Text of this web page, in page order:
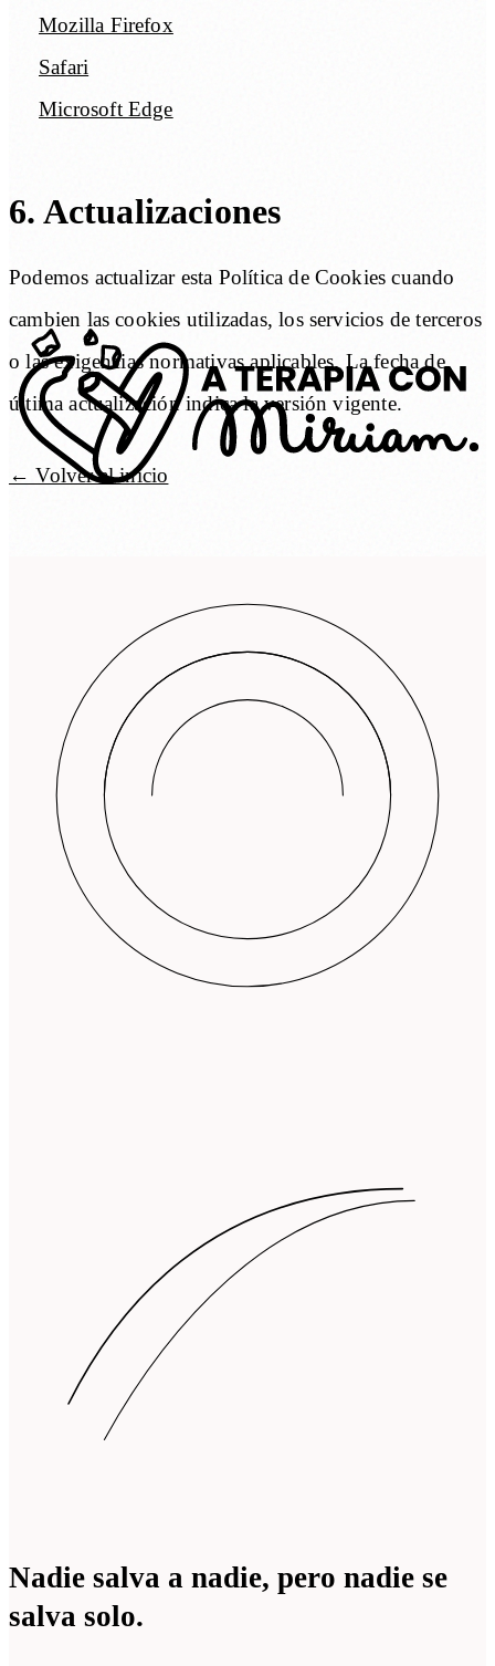
Mozilla Firefox
Safari
Microsoft Edge
6. Actualizaciones
Podemos actualizar esta Política de Cookies cuando
cambien las cookies utilizadas, los servicios de terceros
o las exigencias normativas aplicables. La fecha de
última actualización indica la versión vigente.
← Volver al inicio
Nadie salva a nadie, pero nadie se
salva solo.